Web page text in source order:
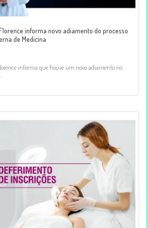
informa novo adiamento do processo
de Medicina
informa que houve um novo adiamento no